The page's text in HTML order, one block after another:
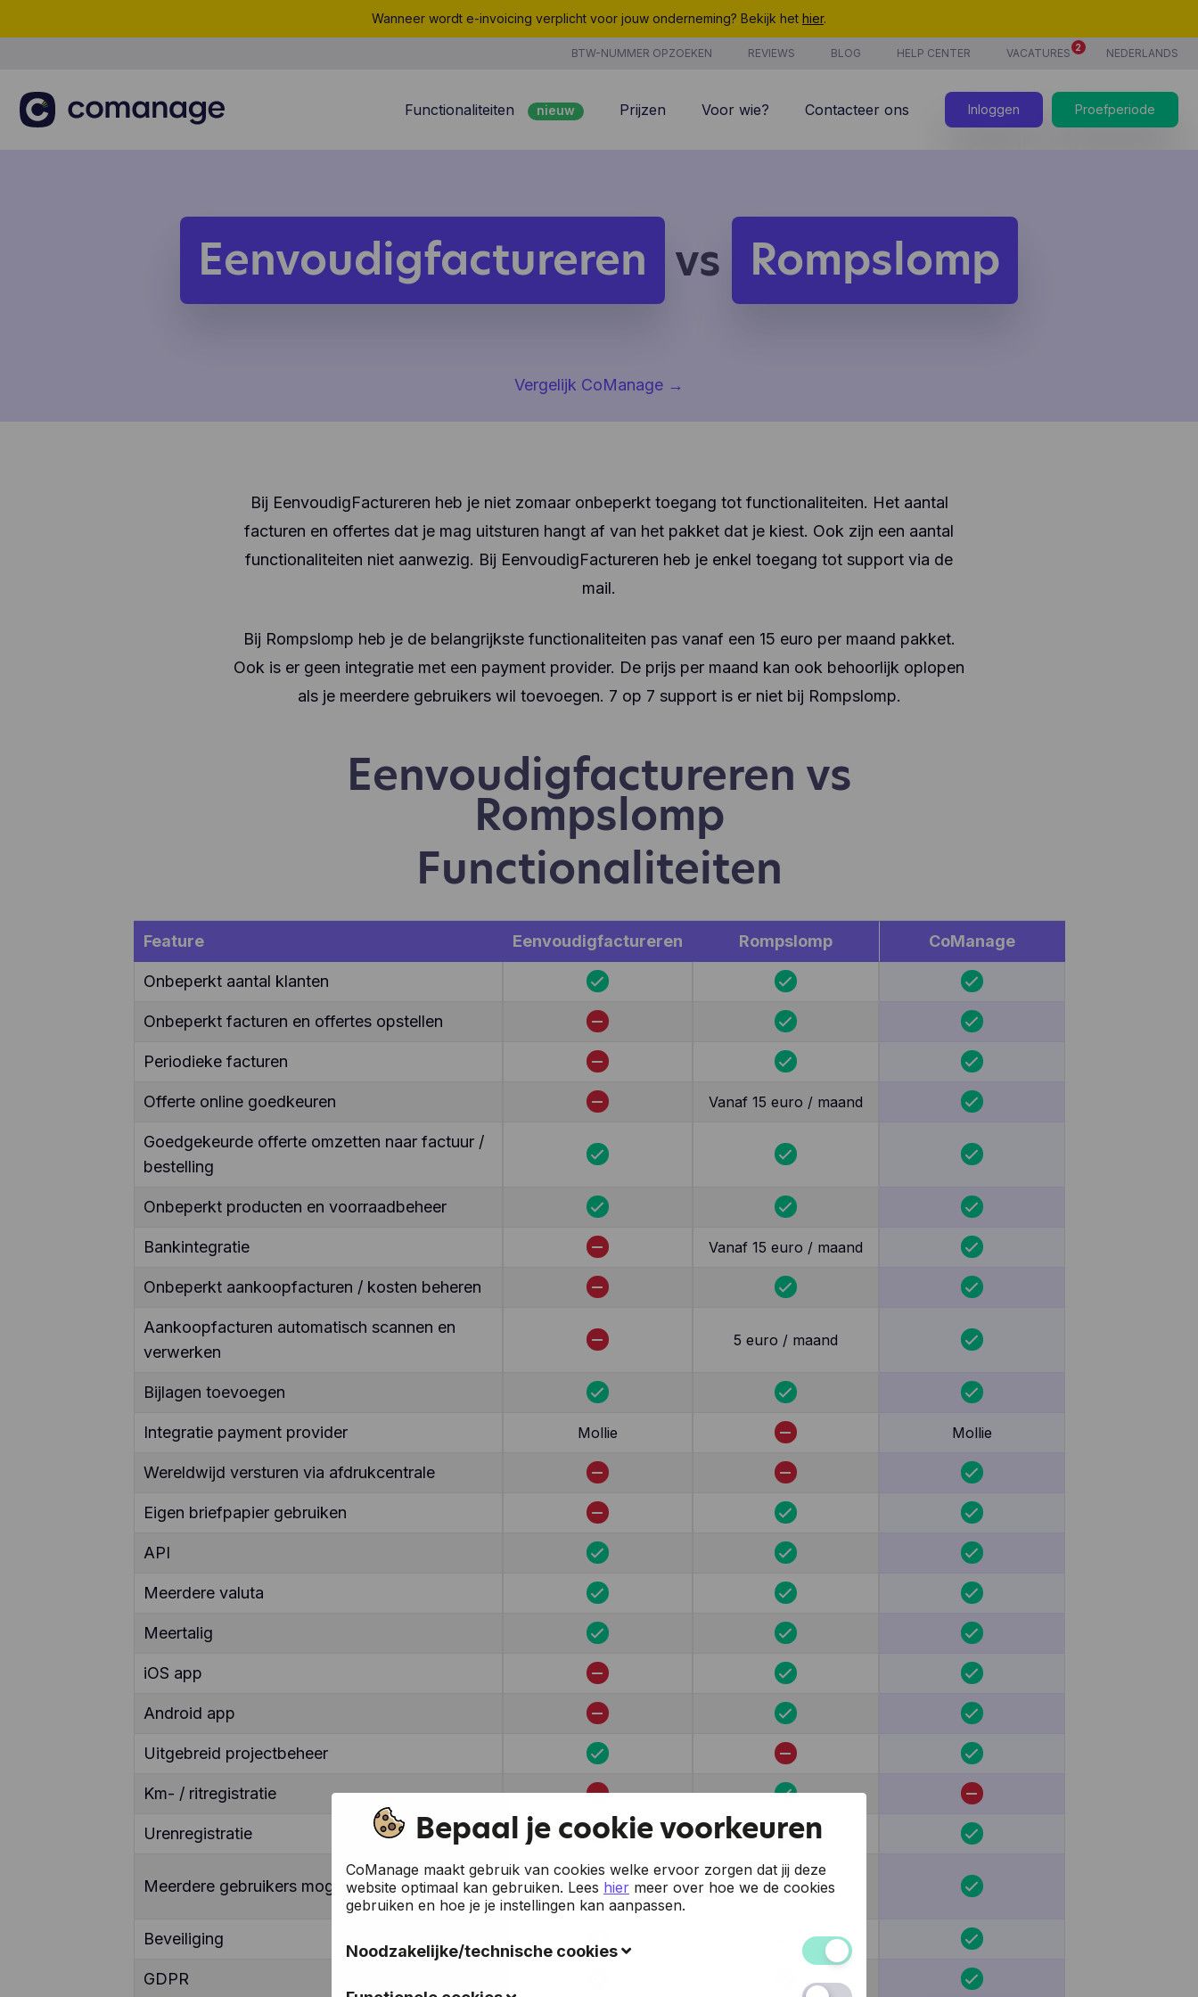
Wanneer wordt e-invoicing verplicht voor jouw onderneming? Bekijk het hier.
BTW-NUMMER OPZOEKEN REVIEWS BLOG HELP CENTER VACATURES 2 NEDERLANDS
Functionaliteiten nieuw
Offertes
Uurregistratie nieuw
Producten & Diensten
Prijzen Voor wie? Contacteer ons Inloggen Proefperiode
Eenvoudigfactureren vs Rompslomp
Vergelijk CoManage →
Bij EenvoudigFactureren heb je niet zomaar onbeperkt toegang tot functionaliteiten. Het aantal
facturen en offertes dat je mag uitsturen hangt af van het pakket dat je kiest. Ook zijn een aantal
functionaliteiten niet aanwezig. Bij EenvoudigFactureren heb je enkel toegang tot support via de
mail.
Bij Rompslomp heb je de belangrijkste functionaliteiten pas vanaf een 15 euro per maand pakket.
Ook is er geen integratie met een payment provider. De prijs per maand kan ook behoorlijk oplopen
als je meerdere gebruikers wil toevoegen. 7 op 7 support is er niet bij Rompslomp.
Eenvoudigfactureren vs
Rompslomp
Functionaliteiten
Feature Eenvoudigfactureren Rompslomp CoManage
Onbeperkt aantal klanten
Onbeperkt facturen en offertes opstellen
Periodieke facturen
Offerte online goedkeuren Vanaf 15 euro / maand
Goedgekeurde offerte omzetten naar factuur /
bestelling
Onbeperkt producten en voorraadbeheer
Bankintegratie Vanaf 15 euro / maand
Onbeperkt aankoopfacturen / kosten beheren
Aankoopfacturen automatisch scannen en
verwerken
5 euro / maand
Bijlagen toevoegen
Integratie payment provider Mollie Mollie
Wereldwijd versturen via afdrukcentrale
Eigen briefpapier gebruiken
API
Meerdere valuta
Meertalig
iOS app
Android app
Uitgebreid projectbeheer
Km- / ritregistratie
Urenregistratie
Meerdere gebruikers mogelijk
5 gebruikers voor 9
euro / maand
Beveiliging
GDPR
Bepaal je cookie voorkeuren
CoManage maakt gebruik van cookies welke ervoor zorgen dat jij deze
website optimaal kan gebruiken. Lees hier meer over hoe we de cookies
gebruiken en hoe je je instellingen kan aanpassen.
Noodzakelijke/technische cookies
Deze cookies verzamelen gegevens om de gebruiksvriendelijkheid van de